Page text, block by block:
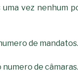
uma vez nenhum
de mandatos.
numero de câmaras.